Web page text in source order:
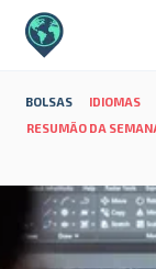
BOLSAS IDIOMAS
RESUMÃO DA